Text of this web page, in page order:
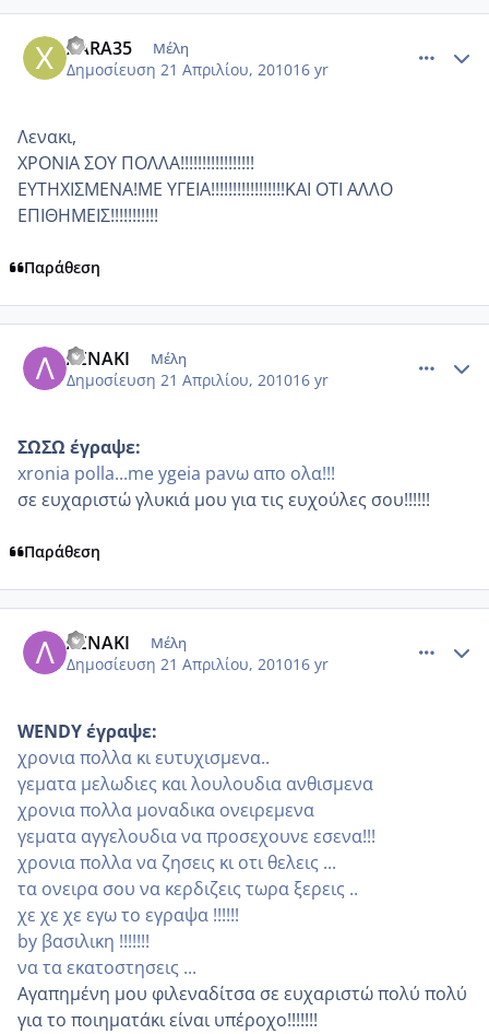
XARA35 Μέλη
Δημοσίευση 21 Απριλίου, 201016 yr
Λενακι,
ΧΡΟΝΙΑ ΣΟΥ ΠΟΛΛΑ!!!!!!!!!!!!!!!!!
ΕΥΤΗΧΙΣΜΕΝΑ!ΜΕ ΥΓΕΙΑ!!!!!!!!!!!!!!!!!ΚΑΙ ΟΤΙ ΑΛΛΟ
ΕΠΙΘΗΜΕΙΣ!!!!!!!!!!!
Παράθεση
ΛΕΝΑΚΙ Μέλη
Δημοσίευση 21 Απριλίου, 201016 yr
ΣΩΣΩ έγραψε:
xronia polla...me ygeia paνω απο ολα!!!
σε ευχαριστώ γλυκιά μου για τις ευχούλες σου!!!!!!
Παράθεση
ΛΕΝΑΚΙ Μέλη
Δημοσίευση 21 Απριλίου, 201016 yr
WENDY έγραψε:
χρονια πολλα κι ευτυχισμενα..
γεματα μελωδιες και λουλουδια ανθισμενα
χρονια πολλα μοναδικα ονειρεμενα
γεματα αγγελουδια να προσεχουνε εσενα!!!
χρονια πολλα να ζησεις κι οτι θελεις ...
τα ονειρα σου να κερδιζεις τωρα ξερεις ..
χε χε χε εγω το εγραψα !!!!!!
by βασιλικη !!!!!!!
να τα εκατοστησεις ...
Αγαπημένη μου φιλεναδίτσα σε ευχαριστώ πολύ πολύ
για το ποιηματάκι είναι υπέροχο!!!!!!!